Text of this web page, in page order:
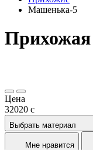
Машенька-5
Цена
32020 c
Выбрать материал
Мне нравится